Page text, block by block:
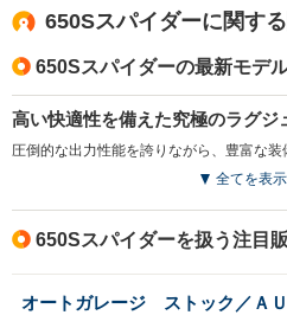
WLTCモード
燃費
排気量
駆動方式
3799cc
MR
650Sスパイダーに関す
650Sスパイダーの最新モデ
高い快適性を備えた究極のラグジ
全てを表
650Sスパイダーを扱う注目